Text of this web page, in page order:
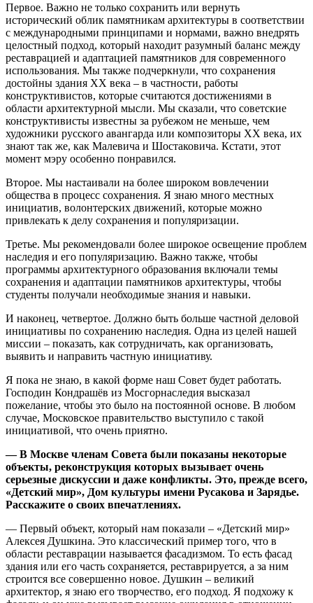
Первое. Важно не только сохранить или вернуть
исторический облик памятникам архитектуры в соответствии
с международными принципами и нормами, важно внедрять
целостный подход, который находит разумный баланс между
реставрацией и адаптацией памятников для современного
использования. Мы также подчеркнули, что сохранения
достойны здания XX века – в частности, работы
конструктивистов, которые считаются достижениями в
области архитектурной мысли. Мы сказали, что советские
конструктивисты известны за рубежом не меньше, чем
художники русского авангарда или композиторы XX века, их
знают так же, как Малевича и Шостаковича. Кстати, этот
момент мэру особенно понравился.
Второе. Мы настаивали на более широком вовлечении
общества в процесс сохранения. Я знаю много местных
инициатив, волонтерских движений, которые можно
привлекать к делу сохранения и популяризации.
Третье. Мы рекомендовали более широкое освещение проблем
наследия и его популяризацию. Важно также, чтобы
программы архитектурного образования включали темы
сохранения и адаптации памятников архитектуры, чтобы
студенты получали необходимые знания и навыки.
И наконец, четвертое. Должно быть больше частной деловой
инициативы по сохранению наследия. Одна из целей нашей
миссии – показать, как сотрудничать, как организовать,
выявить и направить частную инициативу.
Я пока не знаю, в какой форме наш Совет будет работать.
Господин Кондрашёв из Мосгорнаследия высказал
пожелание, чтобы это было на постоянной основе. В любом
случае, Московское правительство выступило с такой
инициативой, что очень приятно.
— В Москве членам Совета были показаны некоторые
объекты, реконструкция которых вызывает очень
серьезные дискуссии и даже конфликты. Это, прежде всего,
«Детский мир», Дом культуры имени Русакова и Зарядье.
Расскажите о своих впечатлениях.
— Первый объект, который нам показали – «Детский мир»
Алексея Душкина. Это классический пример того, что в
области реставрации называется фасадизмом. То есть фасад
здания или его часть сохраняется, реставрируется, а за ним
строится все совершенно новое. Душкин – великий
архитектор, я знаю его творчество, его подход. Я подхожу к